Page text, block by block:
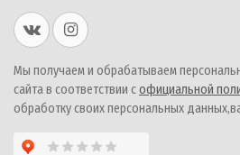
Мы получаем и обрабатываем
сайта в соответствии софициальной
обработку своих персональных